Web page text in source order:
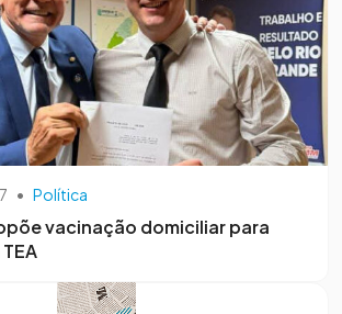
• Política
vacinação domiciliar para